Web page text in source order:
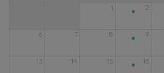
1 2
•
6 7 8 9
•
13 14 15 16
•